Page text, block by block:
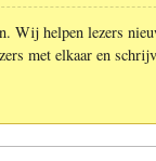
Wij helpen lezers
met elkaar en